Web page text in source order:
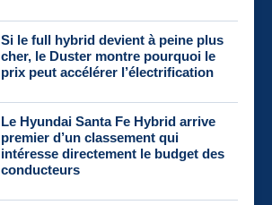
Si le full hybrid devient à peine plus
cher, le Duster montre pourquoi le
prix peut accélérer l’électrification
Le Hyundai Santa Fe Hybrid arrive
premier d’un classement qui
intéresse directement le budget des
conducteurs